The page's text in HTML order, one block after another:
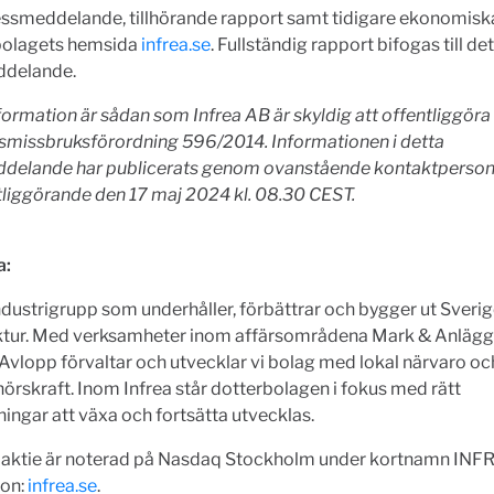
tillhörande rapport samt tidigare
hemsida infrea.se. Fullständig rapport bifogas till
är sådan som Infrea AB är skyldig att offentliggöra
596/2014. Informationen i detta
har publicerats genom ovanstående
den 17 maj 2024 kl. 08.30 CEST.
som underhåller, förbättrar och bygger ut
Med verksamheter inom affärsområdena Mark &
förvaltar och utvecklar vi bolag med lokal närvaro
Inom Infrea står dotterbolagen i fokus med rätt
att växa och fortsätta utvecklas.
är noterad på Nasdaq Stockholm under kortnamn
infrea.se.